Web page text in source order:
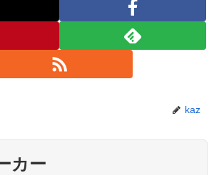
kaz
カー